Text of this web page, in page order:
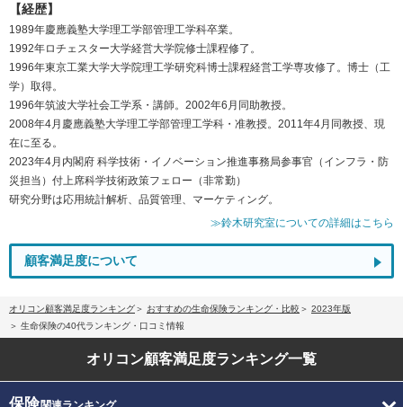
【経歴】
1989年慶應義塾大学理工学部管理工学科卒業。
1992年ロチェスター大学経営大学院修士課程修了。
1996年東京工業大学大学院理工学研究科博士課程経営工学専攻修了。博士（工
学）取得。
1996年筑波大学社会工学系・講師。2002年6月同助教授。
2008年4月慶應義塾大学理工学部管理工学科・准教授。2011年4月同教授、現
在に至る。
2023年4月内閣府 科学技術・イノベーション推進事務局参事官（インフラ・防
災担当）付上席科学技術政策フェロー（非常勤）
研究分野は応用統計解析、品質管理、マーケティング。
≫鈴木研究室についての詳細はこちら
顧客満足度について
オリコン顧客満足度ランキング おすすめの生命保険ランキング・比較
2023年版
生命保険の40代ランキング・口コミ情報
オリコン顧客満足度ランキング一覧